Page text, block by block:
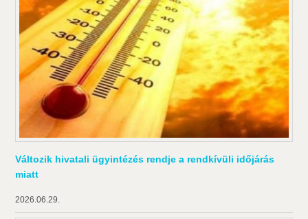
Változik hivatali ügyintézés rendje a rendkívüli időjárás
miatt
2026.06.29.